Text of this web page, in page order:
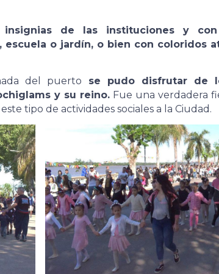
de las instituciones y con
o jardín, o bien con coloridos
del puerto se pudo disfrutar de
y su reino.Fue una verdadera
tipo de actividades sociales a la Ciudad.